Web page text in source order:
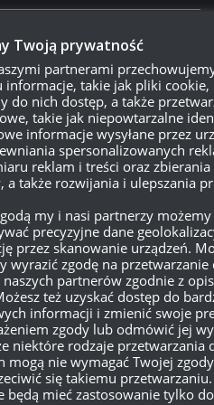
34
Minut
26
Sekund
Twoją prywatność
partnerami
informacje, takie jak pliki cookie,
do nich dostęp, a także
takie jak niepowtarzalne
informacje wysyłane przez
spersonalizowanych
reklam i treści oraz
a także rozwijania i ulepszania
my i nasi partnerzy możemy
precyzyjne dane
przez skanowanie urządzeń.
wyrazić zgodę na przetwarzanie
naszych partnerów zgodnie z
też uzyskać dostęp do
informacji i zmienić swoje
zgody lub odmówić jej
niektóre rodzaje przetwarzania
mogą nie wymagać Twojej
się takiemu
będą mieć zastosowanie tylko